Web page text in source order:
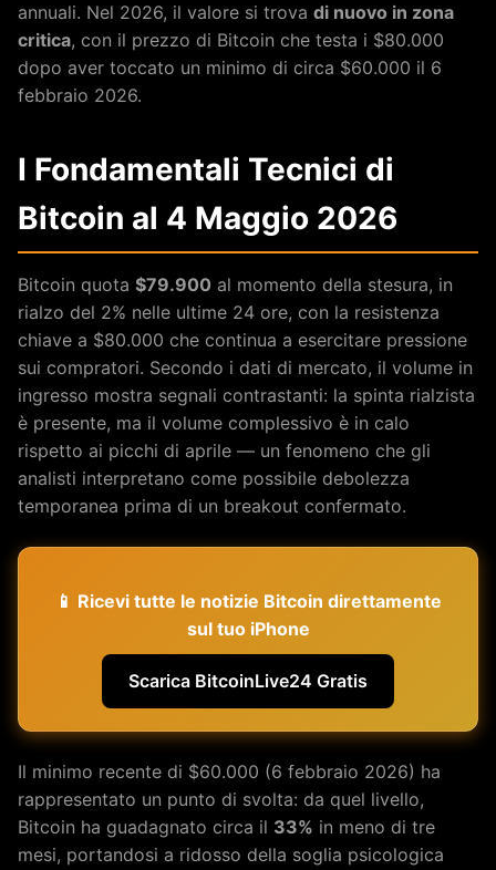
annuali. Nel 2026, il valore si trova di nuovo in zona
critica, con il prezzo di Bitcoin che testa i $80.000
dopo aver toccato un minimo di circa $60.000 il 6
febbraio 2026.
I Fondamentali Tecnici di
Bitcoin al 4 Maggio 2026
Bitcoin quota $79.900 al momento della stesura, in
rialzo del 2% nelle ultime 24 ore, con la resistenza
chiave a $80.000 che continua a esercitare pressione
sui compratori. Secondo i dati di mercato, il volume in
ingresso mostra segnali contrastanti: la spinta rialzista
è presente, ma il volume complessivo è in calo
rispetto ai picchi di aprile — un fenomeno che gli
analisti interpretano come possibile debolezza
temporanea prima di un breakout confermato.
📱 Ricevi tutte le notizie Bitcoin direttamente
sul tuo iPhone
Scarica BitcoinLive24 Gratis
Il minimo recente di $60.000 (6 febbraio 2026) ha
rappresentato un punto di svolta: da quel livello,
Bitcoin ha guadagnato circa il 33% in meno di tre
mesi, portandosi a ridosso della soglia psicologica